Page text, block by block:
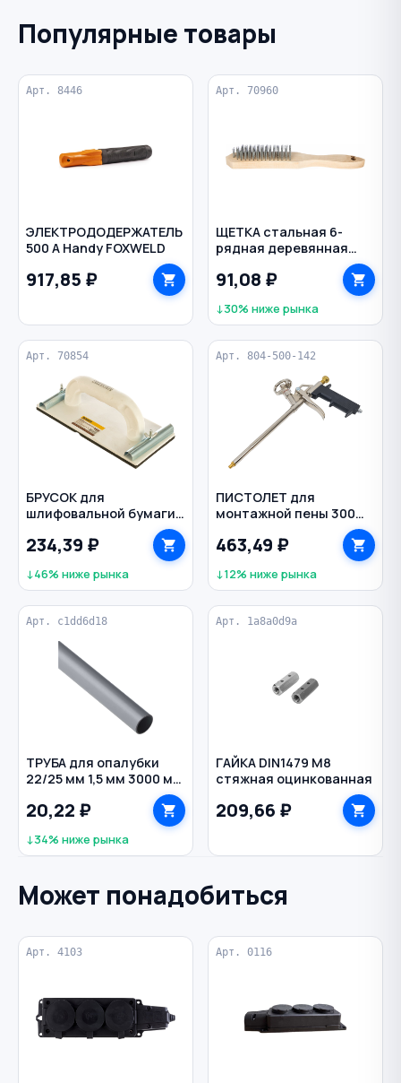
Популярные товары
Арт. 8446
ЭЛЕКТРОДОДЕРЖАТЕЛЬ
500 A Handy FOXWELD
917,85 ₽
Арт. 70960
ЩЕТКА стальная 6-
рядная деревянная
91,08 ₽
↓30% ниже рынка
Арт. 70854
БРУСОК для
шлифовальной бумаги
230х100 мм винтовой
зажим BIBER
234,39 ₽
↓46% ниже рынка
Арт. 804-500-142
ПИСТОЛЕТ для
монтажной пены 300
корпус f2 HEADROCK
463,49 ₽
↓12% ниже рынка
Арт. c1dd6d18
ТРУБА для опалубки
22/25 мм 1,5 мм 3000 мм
20,22 ₽
↓34% ниже рынка
Арт. 1a8a0d9a
ГАЙКА DIN1479 M8
стяжная оцинкованная
209,66 ₽
Может понадобиться
Арт. 4103 Арт. 0116